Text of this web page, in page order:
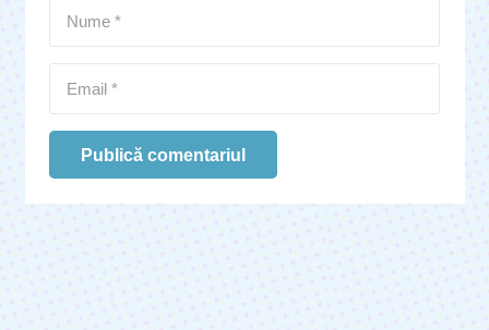
Publică comentariul